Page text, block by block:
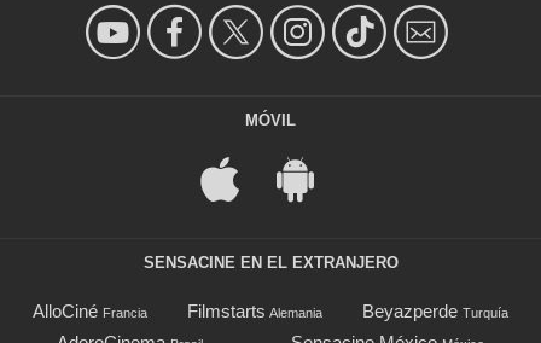
MÓVIL
SENSACINE EN EL EXTRANJERO
AlloCiné Francia Filmstarts Alemania Beyazperde Turquía